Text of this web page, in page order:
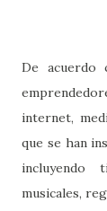
De acuerdo
internet,
que se han
incluyendo
musicales,